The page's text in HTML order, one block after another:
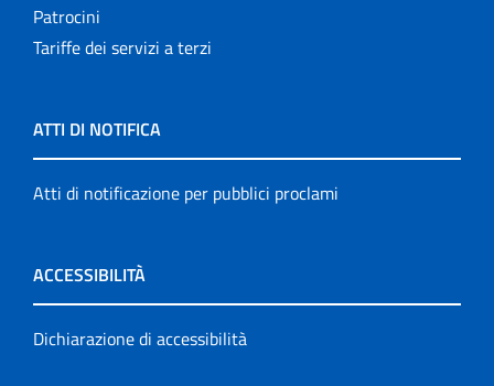
Patrocini
Tariffe dei servizi a terzi
ATTI DI NOTIFICA
Atti di notificazione per pubblici proclami
ACCESSIBILITÀ
Dichiarazione di accessibilità